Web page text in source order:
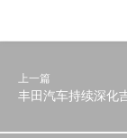
上一篇
丰田汽车持续深化